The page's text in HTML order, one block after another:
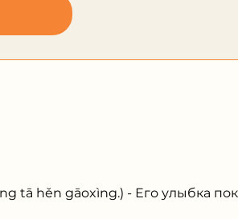
tā hěn gāoxìng.) - Его улыбка